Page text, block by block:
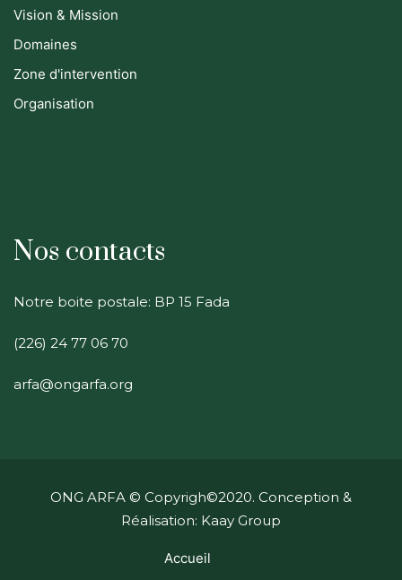
Vision & Mission
Domaines
Zone d'intervention
Organisation
Nos contacts
Notre boite postale: BP 15 Fada
(226) 24 77 06 70
arfa@ongarfa.org
ONG ARFA © Copyrigh©2020. Conception &
Réalisation: Kaay Group
Accueil